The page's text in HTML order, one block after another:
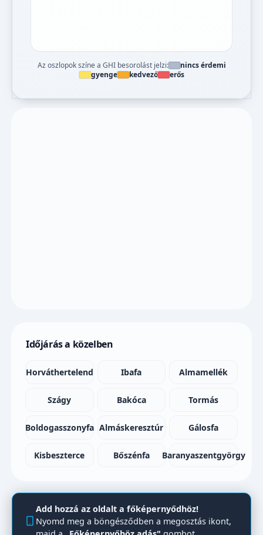
Az oszlopok színe a GHI besorolást jelzi:
nincs érdemi
gyenge
kedvező erős
Időjárás a közelben
Horváthertelend Ibafa Almamellék
Szágy Bakóca Tormás
Boldogasszonyfa Almáskeresztúr Gálosfa
Kisbeszterce Bőszénfa Baranyaszentgyörgy
Add hozzá az oldalt a főképernyődhöz!
Nyomd meg a böngésződben a megosztás ikont,